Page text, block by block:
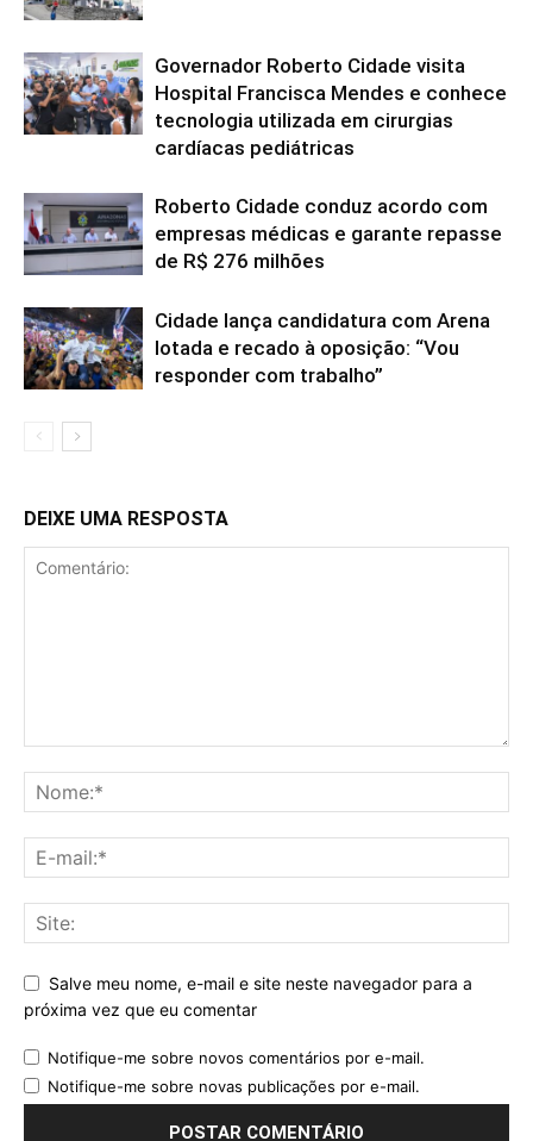
Governador Roberto Cidade visita
Hospital Francisca Mendes e conhece
tecnologia utilizada em cirurgias
cardíacas pediátricas
Roberto Cidade conduz acordo com
empresas médicas e garante repasse
de R$ 276 milhões
Cidade lança candidatura com Arena
lotada e recado à oposição: “Vou
responder com trabalho”
DEIXE UMA RESPOSTA
Salve meu nome, e-mail e site neste navegador para a
próxima vez que eu comentar
Notifique-me sobre novos comentários por e-mail.
Notifique-me sobre novas publicações por e-mail.